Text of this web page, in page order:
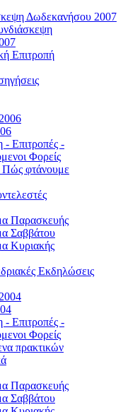
Δωδεκανήσου 2007
Επιτροπή
Επιτροπές -
Φορείς
φτάνουμε
Παρασκευής
Σαββάτου
Κυριακής
Εκδηλώσεις
Επιτροπές -
Φορείς
πρακτικών
Παρασκευής
Σαββάτου